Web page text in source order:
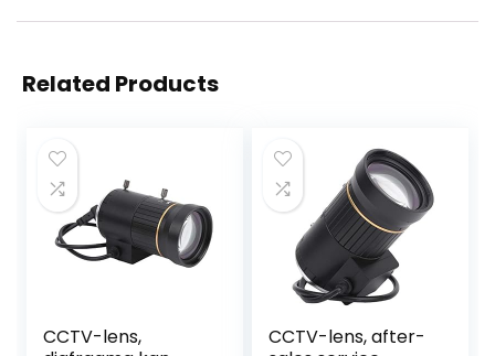
Related Products
CCTV-lens,
CCTV-lens, after-